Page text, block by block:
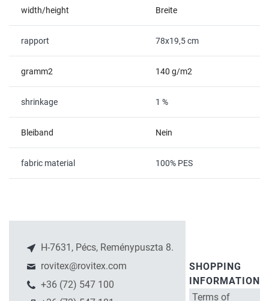
width/height Breite
rapport 78x19,5 cm
gramm2 140 g/m2
shrinkage 1 %
Bleiband Nein
fabric material 100% PES
H-7631, Pécs, Reménypuszta 8.
rovitex@rovitex.com
+36 (72) 547 100
SHOPPING
INFORMATION
Terms of